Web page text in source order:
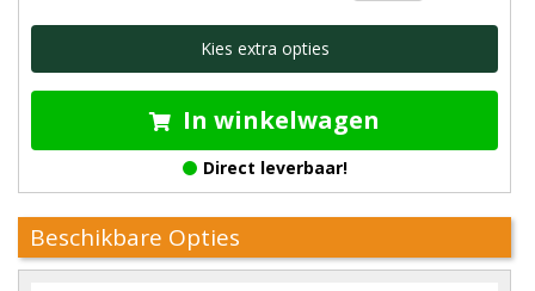
Kies extra opties
In winkelwagen
Direct leverbaar!
Beschikbare Opties